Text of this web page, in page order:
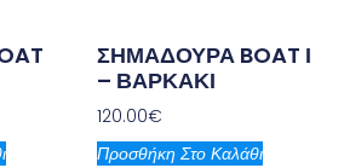
ΣΗΜΑΔΟΥΡΑ BOAT Ι
– ΒΑΡΚΑΚΙ
120.00€
Προσθήκη Στο Καλάθι